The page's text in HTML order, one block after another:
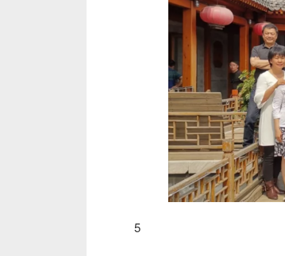
5